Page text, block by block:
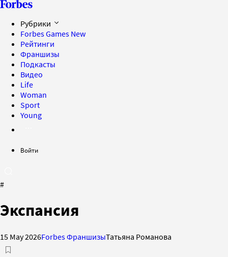
Рубрики
Forbes Games New
Рейтинги
Франшизы
Подкасты
Видео
Life
Woman
Sport
Young
Войти
#
Экспансия
15 May 2026Forbes ФраншизыТатьяна Романова